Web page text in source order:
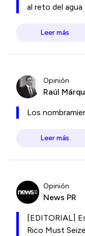
al reto del agua
Leer más
Opinión
Raúl
Los
Leer más
Opinión
News PR
[EDITORIAL]
Rico Must Seize